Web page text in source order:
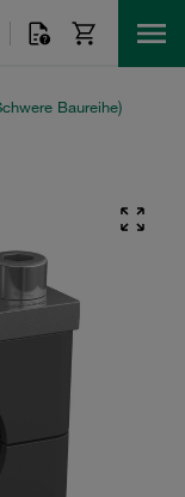
Baureihe)